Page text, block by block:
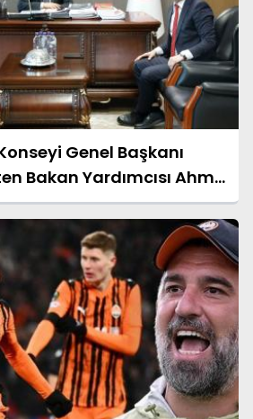
Genel Başkanı
Bakan Yardımcısı Ahmet